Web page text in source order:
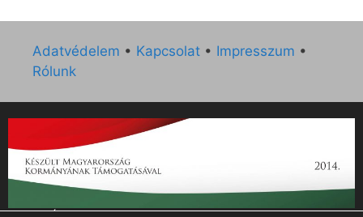
Adatvédelem • Kapcsolat • Impresszum •
Rólunk